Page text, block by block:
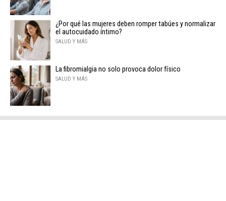
¿Por qué las mujeres deben romper tabúes y normalizar
el autocuidado íntimo?
SALUD Y MÁS
La fibromialgia no solo provoca dolor físico
SALUD Y MÁS